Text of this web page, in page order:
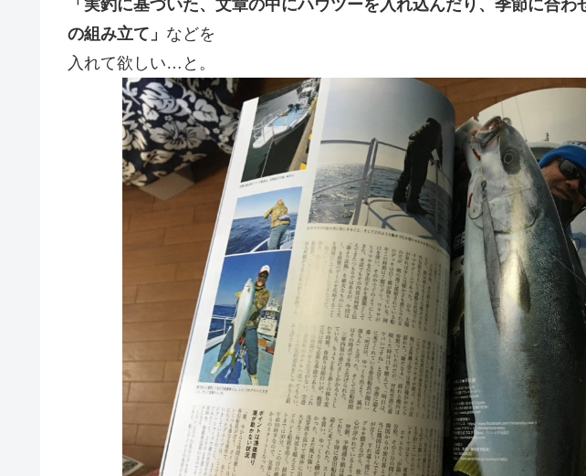
「実釣に基づいた、文章の中にハウツーを入れ込んだり、季節に合
の組み立て」 などを
入れて欲しい…と。